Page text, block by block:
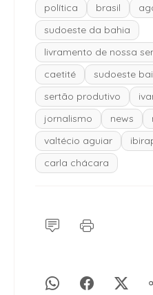
política brasil
sudoeste da bahia
livramento de nossa
caetité
sudoeste
sertão produtivo
jornalismo
news
valtécio aguiar
carla chácara